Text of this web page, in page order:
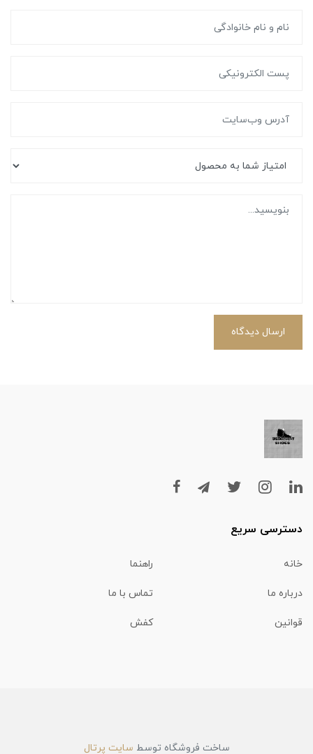
ارسال دیدگاه
دسترسی سریع
خانه راهنما
درباره ما تماس با ما
قوانین کفش
ساخت فروشگاه توسط سایت پرتال